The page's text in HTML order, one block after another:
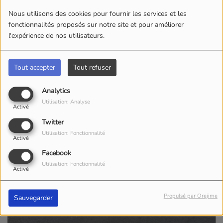
Nous utilisons des cookies pour fournir les services et les
fonctionnalités proposés sur notre site et pour améliorer
l'expérience de nos utilisateurs.
Tout accepter Tout refuser
Analytics
Activé
Utilisation: Analyse
Twitter
Activé
Utilisation: Fonctionnalité
Facebook
Activé
Utilisation: Fonctionnalité
Sauvegarder Propulsé par Orejime